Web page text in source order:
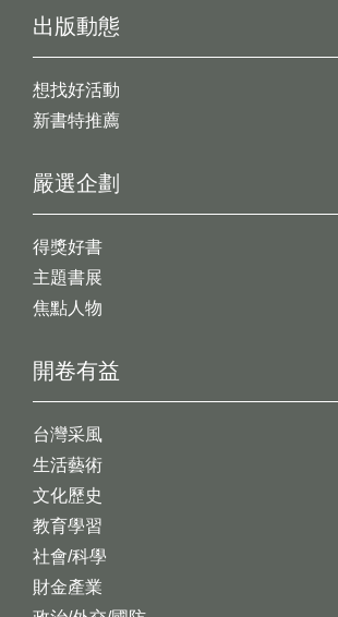
出版動態
想找好活動
新書特推薦
開卷有益
台灣采風
生活藝術
文化歷史
教育學習
社會/科學
財金產業
嚴選企劃
得獎好書
主題書展
焦點人物